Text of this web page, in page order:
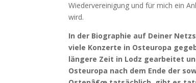
Wiedervereinigung und für mich ein
wird.
In der Biographie auf Deiner
viele Konzerte in Osteuropa
längere Zeit in Lodz gearbeitet
Osteuropa nach dem Ende der